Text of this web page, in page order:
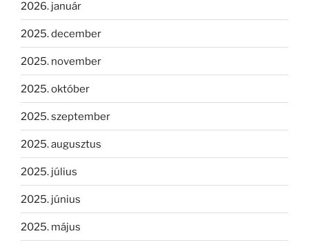
2026. január
2025. december
2025. november
2025. október
2025. szeptember
2025. augusztus
2025. július
2025. június
2025. május